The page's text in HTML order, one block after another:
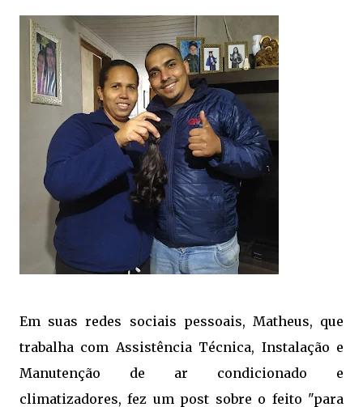
Em suas redes sociais pessoais, Matheus, que
trabalha com Assistência Técnica, Instalação e
Manutenção de ar condicionado e
climatizadores, fez um post sobre o feito "para